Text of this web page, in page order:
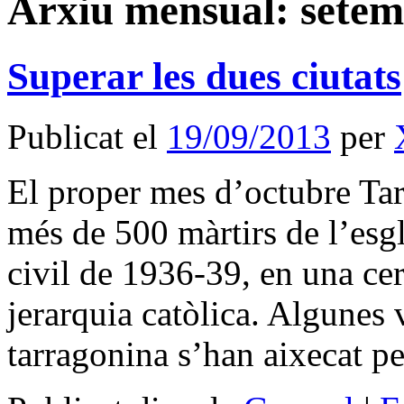
Arxiu mensual:
Superar les dues ciutats
Publicat el 19/09/2013 per
El proper mes d’octubre
més de 500 màrtirs de
civil de 1936-39, en una
jerarquia catòlica. Algunes
tarragonina s’han aixecat